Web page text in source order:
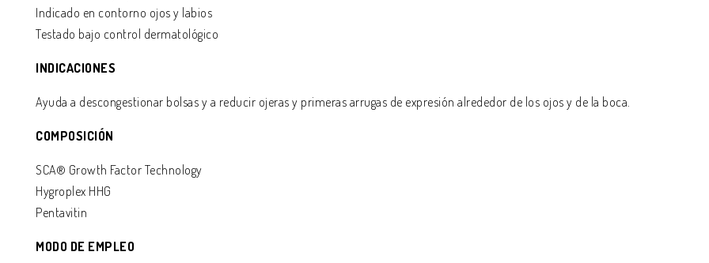
Indicado en contorno ojos y labios
Testado bajo control dermatológico
INDICACIONES
Ayuda a descongestionar bolsas y a reducir ojeras y primeras arrugas de expresión alrededor de los ojos y de la boca.
COMPOSICIÓN
SCA® Growth Factor Technology
Hygroplex HHG
Pentavitin
MODO DE EMPLEO